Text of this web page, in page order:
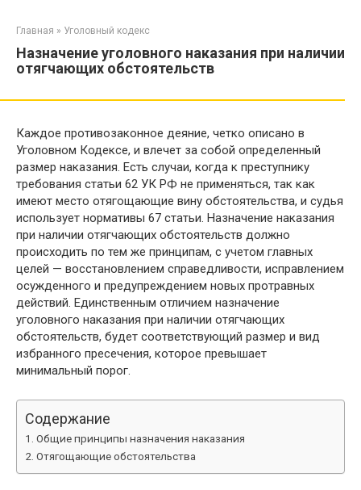
Главная » Уголовный кодекс
Назначение уголовного наказания при наличии
отягчающих обстоятельств
Каждое противозаконное деяние, четко описано в
Уголовном Кодексе, и влечет за собой определенный
размер наказания. Есть случаи, когда к преступнику
требования статьи 62 УК РФ не применяться, так как
имеют место отягощающие вину обстоятельства, и судья
использует нормативы 67 статьи. Назначение наказания
при наличии отягчающих обстоятельств должно
происходить по тем же принципам, с учетом главных
целей — восстановлением справедливости, исправлением
осужденного и предупреждением новых протравных
действий. Единственным отличием назначение
уголовного наказания при наличии отягчающих
обстоятельств, будет соответствующий размер и вид
избранного пресечения, которое превышает
минимальный порог.
Содержание
Общие принципы назначения наказания
Отягощающие обстоятельства